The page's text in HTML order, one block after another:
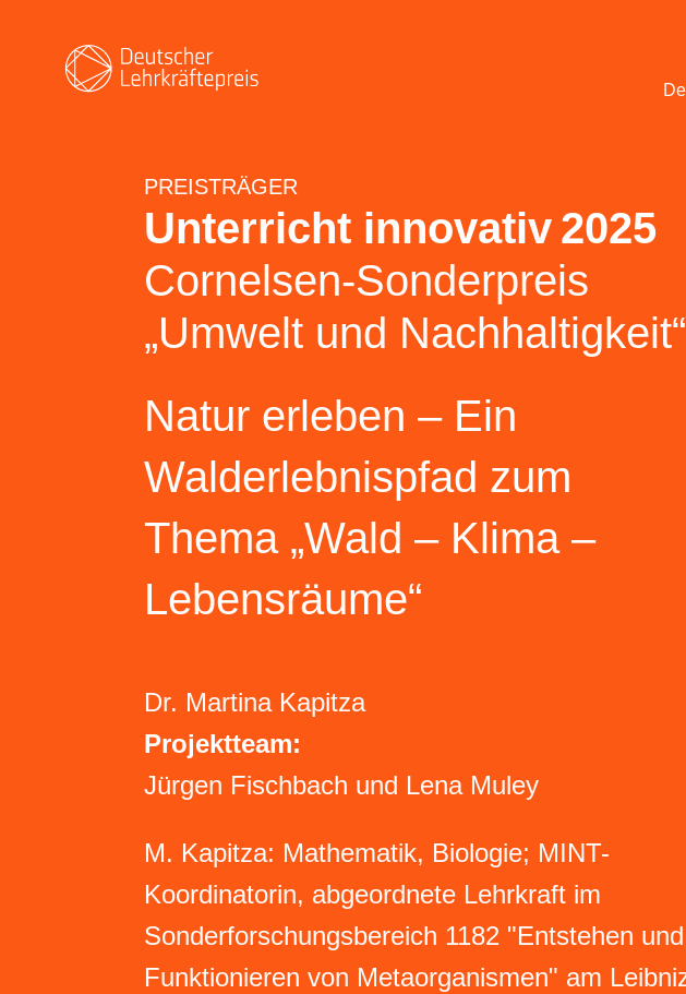
PREISTRÄGER
Unterricht innovativ 2025
Cornelsen-Sonderpreis
„Umwelt und Nachhaltigkeit“
Natur erleben – Ein
Walderlebnispfad zum
Thema „Wald – Klima –
Lebensräume“
Dr. Martina Kapitza
Projektteam:
Jürgen Fischbach und Lena Muley
M. Kapitza: Mathematik, Biologie; MINT-
Koordinatorin, abgeordnete Lehrkraft im
Sonderforschungsbereich 1182 "Entstehen und
Funktionieren von Metaorganismen" am